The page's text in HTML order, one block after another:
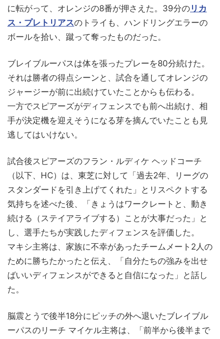
に転がって、オレンジの8番が押さえた。39分の リカ
ス・プレトリアスのトライも、ハンドリングエラーの
ボールを拾い、蹴って奪ったものだった。
ブレイブルーパスは体を張ったプレーを80分続けた。
それは勝者の得点シーンと、試合を通してオレンジの
ジャージーが前に出続けていたことからも伝わる。
一方でスピアーズがディフェンスでも前へ出続け、相
手が決定機を迎えそうになる芽を摘んでいたことも見
逃してはいけない。
試合後スピアーズのフラン・ルディケ ヘッドコーチ
（以下、HC）は、東芝に対して「過去2年、リーグの
スタンダードを引き上げてくれた」とリスペクトする
気持ちを述べた後、「きょうはワークレートと、動き
続ける（ステイアライブする）ことが大事だった」と
し、選手たちが実践したディフェンスを評価した。
マキシ主将は、家族に不幸があったチームメート2人の
ために勝ちたかったと伝え、「自分たちの強みを出せ
ばいいディフェンスができると自信になった」と話し
た。
脳震とうで後半18分にピッチの外へ退いたブレイブル
ーパスのリーチ マイケル主将は、「前半から後半まで